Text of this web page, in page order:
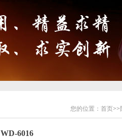
您的位置： 首页>>
WD-6016